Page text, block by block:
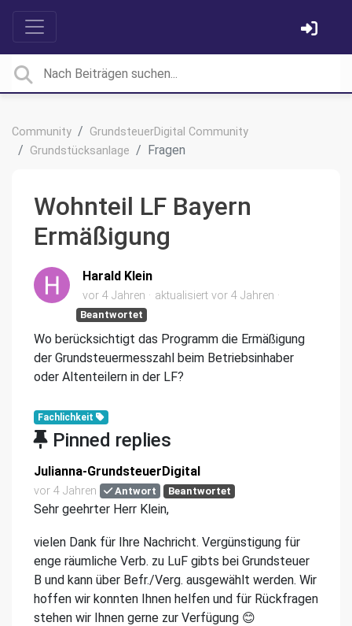
Community
GrundsteuerDigital Community
Grundstücksanlage
Fragen
Wohnteil LF Bayern
Ermäßigung
Harald Klein
vor 4 Jahren aktualisiert vor 4 Jahren
Beantwortet
Wo berücksichtigt das Programm die Ermäßigung
der Grundsteuermesszahl beim Betriebsinhaber
oder Altenteilern in der LF?
Fachlichkeit
Pinned replies
Julianna-GrundsteuerDigital
vor 4 Jahren Antwort Beantwortet
Sehr geehrter Herr Klein,
vielen Dank für Ihre Nachricht. Vergünstigung für
enge räumliche Verb. zu LuF gibts bei Grundsteuer
B und kann über Befr./Verg. ausgewählt werden. Wir
hoffen wir konnten Ihnen helfen und für Rückfragen
stehen wir Ihnen gerne zur Verfügung 😊